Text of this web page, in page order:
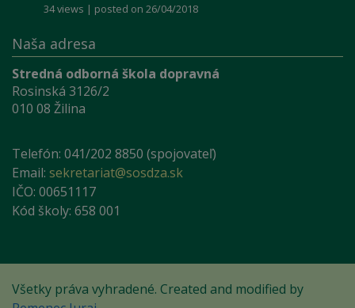
34 views | posted on 26/04/2018
Naša adresa
Stredná odborná škola dopravná
Rosinská 3126/2
010 08 Žilina
Telefón: 041/202 8850 (spojovateľ)
Email: sekretariat@sosdza.sk
IČO: 00651117
Kód školy: 658 001
Všetky práva vyhradené. Created and modified by